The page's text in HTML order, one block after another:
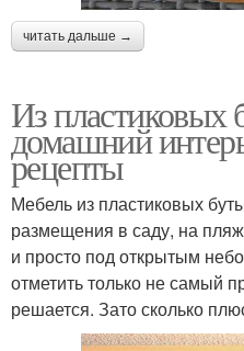
читать дальше →
Из пластиковых
домашний
рецепты
Мебель из пластиковых
размещения в саду, на
и просто под открытым
отметить только не самый
решается. Зато сколько